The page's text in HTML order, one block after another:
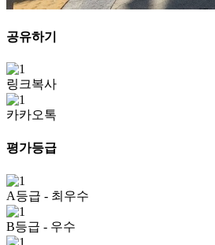
공유하기
링크복사
카카오톡
평가등급
A등급 - 최우수
B등급 - 우수